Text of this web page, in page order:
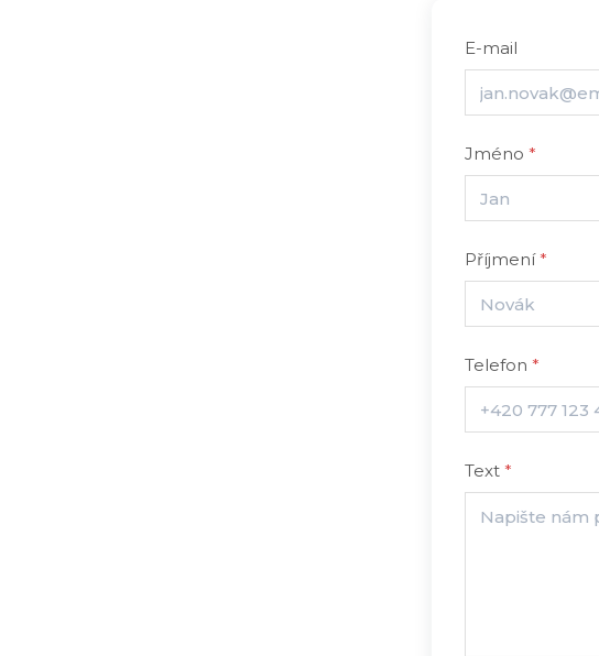
E-mail
Jméno *
Příjmení*
Telefon *
Text *